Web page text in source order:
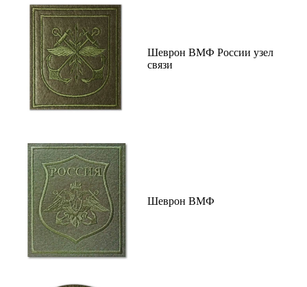
Шеврон ВМФ России узел
связи
Шеврон ВМФ